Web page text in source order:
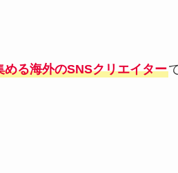
る海外のSNSクリエイター